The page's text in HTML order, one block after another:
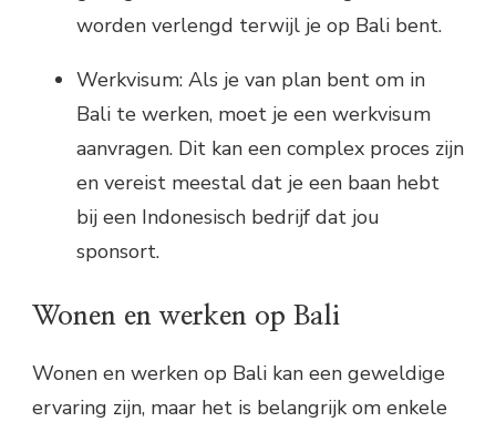
worden verlengd terwijl je op Bali bent.
Werkvisum: Als je van plan bent om in
Bali te werken, moet je een werkvisum
aanvragen. Dit kan een complex proces zijn
en vereist meestal dat je een baan hebt
bij een Indonesisch bedrijf dat jou
sponsort.
Wonen en werken op Bali
Wonen en werken op Bali kan een geweldige
ervaring zijn, maar het is belangrijk om enkele